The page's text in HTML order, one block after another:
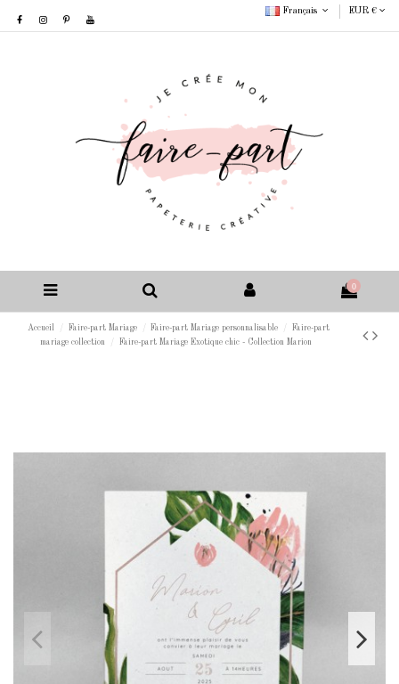
Français EUR €
0
Accueil Faire-part Mariage Faire-part Mariage personnalisable
Faire-part
mariage collection
Faire-part Mariage Exotique chic - Collection Marion